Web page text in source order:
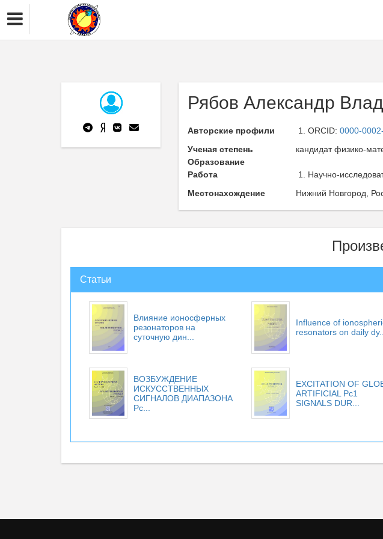
Рябов Александр
Авторские профили ORCID: 0000-
Ученая степень
кандидат физико-
Образование
Работа
Научно-
Местонахождение
Нижний Новгород,
Статьи
Влияние ионосферных
резонаторов на
суточную дин...
Influence of
resonators on daily dy...
ВОЗБУЖДЕНИЕ
ИСКУССТВЕННЫХ
СИГНАЛОВ ДИАПАЗОНА
Рс...
EXCITATION OF
ARTIFICIAL Pc1
SIGNALS DUR...